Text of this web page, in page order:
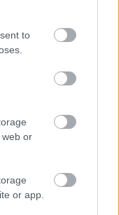
to
web or
or app.